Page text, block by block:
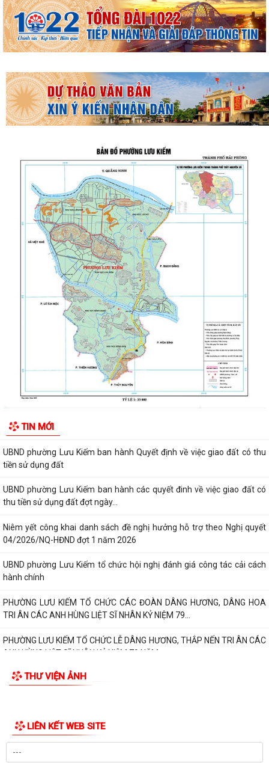
TIN MỚI
THƯỜNG TRỰC HĐND PHƯỜNG LƯU KIẾM TỔ CHỨC PHIÊN HỌP
THƯỜNG KỲ THÁNG 8 NĂM 2026
UBND PHƯỜNG LƯU KIẾM TỔ CHỨC PHIÊN HỌP THƯỜNG KỲ THÁNG 8
NĂM 2026
UBDN phường Lưu Kiếm thông báo Về việc niêm yết công khai kết quả
kiểm tra hồ sơ đăng ký, cấp Giấy...
UBND phường Lưu Kiếm thông báo Về việc niêm yết công khai kết quả
kiểm tra hồ sơ đăng ký, cấp Giấy...
ĐOÀN KIỂM TRA CỦA BAN THƯỜNG VỤ THÀNH ỦY HẢI PHÒNG VỀ
CÔNG TÁC KHOA HỌC, CÔNG NGHỆ, ĐỔI MỚI SÁNG...
UBND phường Lưu Kiếm thông báo Về việc niêm yết công khai kết quả
kiểm tra hồ sơ đăng ký, cấp Giấy...
Niêm yết công khai về việc mất Quyết định giao đất cho công dân làm
nhà ở của ông Trịnh Văn Tài tại...
THUẾ CƠ SỞ 1 THÀNH PHỐ HẢI PHÒNG HƯỚNG DẪN KÊ KHAI THÔNG
BÁO DOANH THU 6 THÁNG ĐẦU NĂM ĐỐI VỚI HỘ...
CÔNG AN PHƯỜNG LƯU KIẾM HƯỞNG ỨNG THAM GIA CUỘC THI SÁNG
TẠO VIDEO CLIP "TỔ QUỐC BÌNH YÊN"
dịch trên địa bàn phường Lưu Kiếm
UBND phường Lưu Kiếm ban hành Quyết định về việc giao đất có thu
tiền sử dụng đất
UBND phường Lưu Kiếm ban hành các quyết đinh về việc giao đất có
thu tiền sử dụng đất đợt ngày...
Niêm yết công khai danh sách đề nghị hưởng hỗ trợ theo Nghị quyết
04/2026/NQ-HĐND đợt 1 năm 2026
UBND phường Lưu Kiếm tổ chức hội nghị đánh giá công tác cải cách
hành chính
PHƯỜNG LƯU KIẾM TỔ CHỨC CÁC ĐOÀN DÂNG HƯƠNG, DÂNG HOA
TRI ÂN CÁC ANH HÙNG LIỆT SĨ NHÂN KỶ NIỆM 79...
PHƯỜNG LƯU KIẾM TỔ CHỨC LỄ DÂNG HƯƠNG, THẮP NẾN TRI ÂN CÁC
ANH HÙNG LIỆT SĨ NHÂN KỶ NIỆM 79 NĂM...
QUY ĐỊNH SỐ 208-QĐ/TW VỀ THI HÀNH ĐIỀU LỆ ĐẢNG
UBND phường Lưu Kiếm ban hành Kế hoạch Triển khai các hoạt động
thông tin, truyền thông y tế trên...
THƯ VIỆN ẢNH